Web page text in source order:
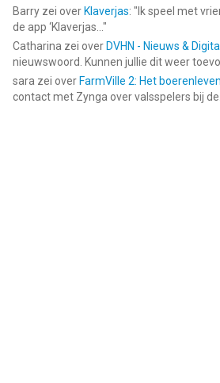
Barry zei over Klaverjas: " Ik speel met
de app ‘Klaverjas... "
Catharina zei over DVHN - Nieuws &
nieuwswoord. Kunnen jullie dit weer
sara zei over FarmVille 2: Het boerenleven
contact met Zynga over valsspelers bij de...